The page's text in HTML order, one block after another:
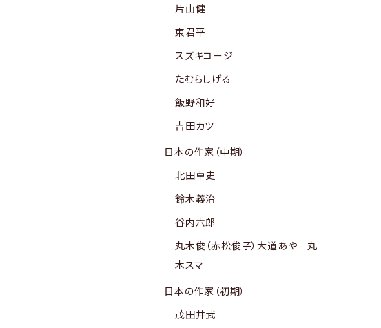
片山健
東君平
スズキコージ
たむらしげる
飯野和好
吉田カツ
日本の作家（中期）
北田卓史
鈴木義治
谷内六郎
丸木俊（赤松俊子）大道あや 丸
木スマ
日本の作家（初期）
茂田井武